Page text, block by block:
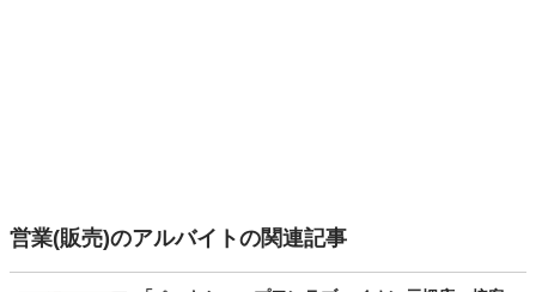
営業(販売)のアルバイトの関連記事